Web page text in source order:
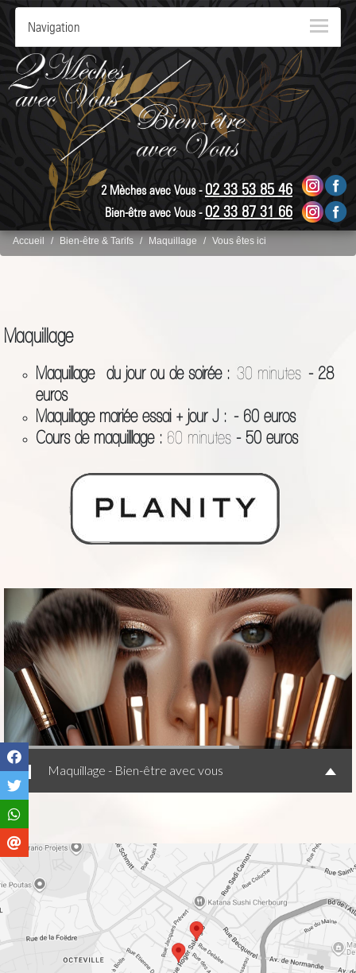
Navigation
2 Mèches avec Vous - 02 33 53 85 46
Bien-être avec Vous -02 33 87 31 66
Accueil Bien-être & Tarifs Maquillage Vous êtes ici
Maquillage
Maquillage du jour ou de soirée : 30 minutes - 28
euros
Maquillage mariée essai + jour J : - 60 euros
Cours de maquilllage : 60 minutes - 50 euros
Maquillage - Bien-être avec vous